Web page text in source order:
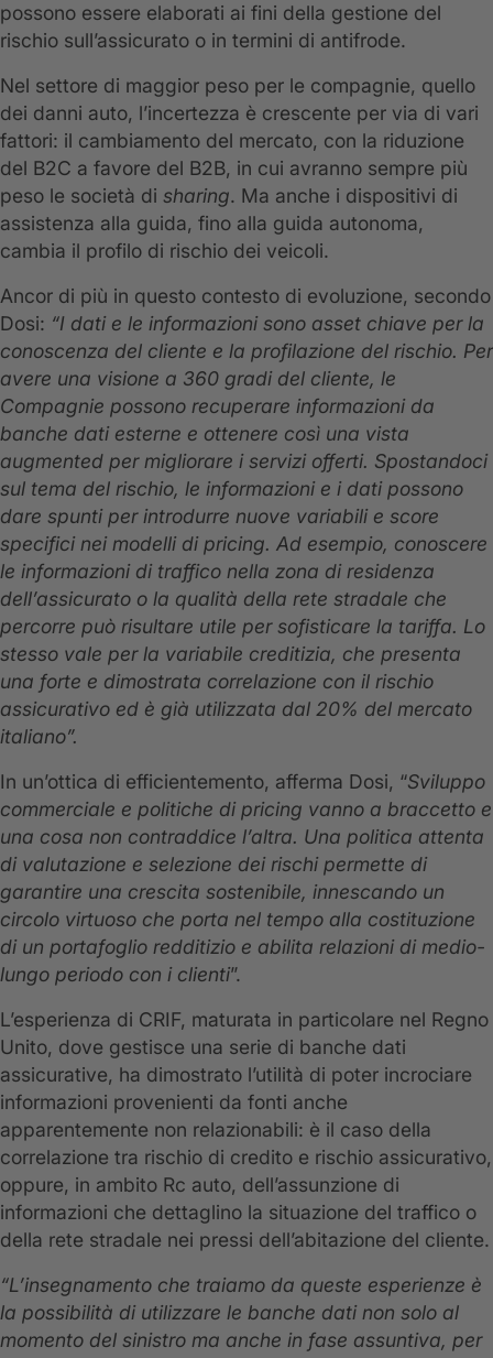
possono essere elaborati ai fini della gestione del
rischio sull’assicurato o in termini di antifrode.
Nel settore di maggior peso per le compagnie, quel­lo
dei danni auto, l’incertezza è crescente per via di vari
fattori: il cambiamento del mercato, con la riduzione
del B2C a favore del B2B, in cui avranno sempre più
peso le società di sharing. Ma anche i dispositivi di
assistenza alla guida, fino alla guida autonoma,
cambia il profilo di rischio dei veicoli.
Ancor di più in questo contesto di evoluzione, secondo
Dosi: “I dati e le informazioni sono asset chiave per la
conoscenza del cliente e la profilazione del rischio. Per
avere una visione a 360 gradi del cliente, le
Compagnie possono recuperare informazioni da
banche dati esterne e ottenere così una vista
augmented per migliorare i servizi offerti. Spostandoci
sul tema del rischio, le informazioni e i dati possono
dare spunti per introdurre nuove variabili e score
specifici nei modelli di pricing. Ad esempio, conoscere
le informazioni di traffico nella zona di residenza
dell’assicurato o la qualità della rete stradale che
percorre può risultare utile per sofisticare la tariffa. Lo
stesso vale per la variabile creditizia, che presenta
una forte e dimostrata correlazione con il rischio
assicurativo ed è già utilizzata dal 20% del mercato
italiano”.
In un’ottica di efficientemento, afferma Dosi, “Sviluppo
commerciale e politiche di pricing vanno a braccetto e
una cosa non contraddice l’altra. Una politica attenta
di valutazione e selezione dei rischi permette di
garantire una crescita sostenibile, innescando un
circolo virtuoso che porta nel tempo alla costituzione
di un portafoglio redditizio e abilita relazioni di medio-
lungo periodo con i clienti”.
L’esperienza di CRIF, maturata in particolare nel Regno
Unito, dove gestisce una serie di banche dati
assicurative, ha dimostrato l’utilità di poter incrociare
informazioni provenienti da fonti anche
apparentemente non relazionabili: è il caso della
correlazione tra rischio di credito e rischio assicurativo,
oppure, in ambito Rc auto, dell’assunzione di
informazioni che dettaglino la situazione del traffico o
della rete stradale nei pressi dell’abitazione del cliente.
“L’inse­gnamento che traiamo da queste esperienze è
la possi­bilità di utilizzare le banche dati non solo al
momento del sinistro ma anche in fase assuntiva, per